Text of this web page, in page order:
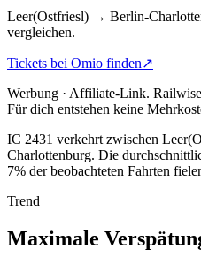
Leer(Ostfriesl) → Berlin-
vergleichen.
Tickets bei Omio finden↗
Werbung · Affiliate-Link.
Für dich entstehen keine
IC 2431 verkehrt zwischen
Charlottenburg. Die
7% der beobachteten Fahrten
Trend
Maximale